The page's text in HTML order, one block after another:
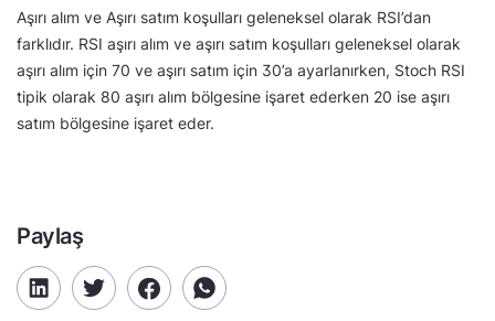
Aşırı alım ve Aşırı satım koşulları geleneksel olarak RSI’dan
farklıdır. RSI aşırı alım ve aşırı satım koşulları geleneksel olarak
aşırı alım için 70 ve aşırı satım için 30’a ayarlanırken, Stoch RSI
tipik olarak 80 aşırı alım bölgesine işaret ederken 20 ise aşırı
satım bölgesine işaret eder.
Paylaş